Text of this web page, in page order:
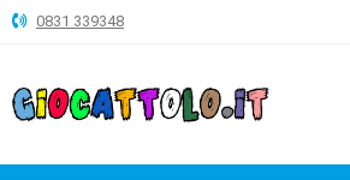
ANIMALI
0831 339348